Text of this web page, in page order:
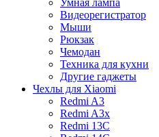
Умная лампа
Видеорегистратор
Мыши
Рюкзак
Чемодан
Техника для кухни
Другие гаджеты
Чехлы для Xiaomi
Redmi A3
Redmi A3x
Redmi 13C